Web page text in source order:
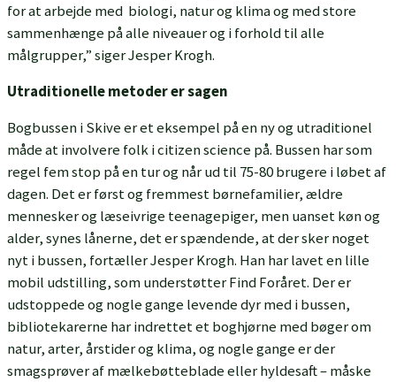
for at arbejde med biologi, natur og klima og med store
sammenhænge på alle niveauer og i forhold til alle
målgrupper,” siger Jesper Krogh.
Utraditionelle metoder er sagen
Bogbussen i Skive er et eksempel på en ny og utraditionel
måde at involvere folk i citizen science på. Bussen har som
regel fem stop på en tur og når ud til 75-80 brugere i løbet af
dagen. Det er først og fremmest børnefamilier, ældre
mennesker og læseivrige teenagepiger, men uanset køn og
alder, synes lånerne, det er spændende, at der sker noget
nyt i bussen, fortæller Jesper Krogh. Han har lavet en lille
mobil udstilling, som understøtter Find Foråret. Der er
udstoppede og nogle gange levende dyr med i bussen,
bibliotekarerne har indrettet et boghjørne med bøger om
natur, arter, årstider og klima, og nogle gange er der
smagsprøver af mælkebøtteblade eller hyldesaft – måske